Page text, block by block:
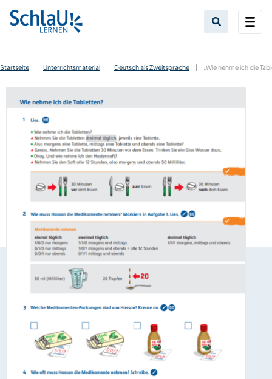
Startseite | Unterrichtsmaterial | Deutsch als Zweitsprache | „Wie nehme ich die